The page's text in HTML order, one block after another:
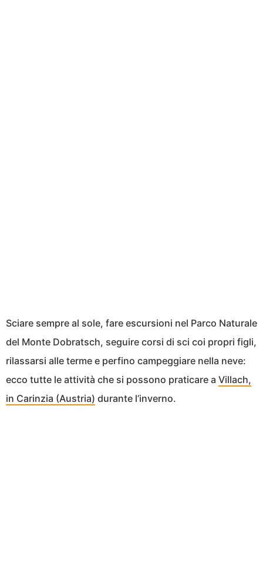
Sciare sempre al sole, fare escursioni nel Parco Naturale
del Monte Dobratsch, seguire corsi di sci coi propri figli,
rilassarsi alle terme e perfino campeggiare nella neve:
ecco tutte le attività che si possono praticare a Villach,
in Carinzia (Austria) durante l’inverno.